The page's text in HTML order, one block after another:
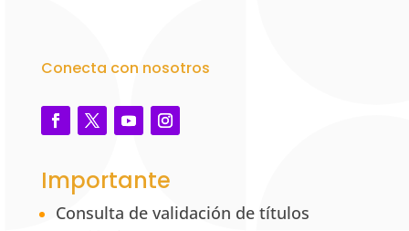
Conecta con nosotros
Importante
Consulta de validación de títulos